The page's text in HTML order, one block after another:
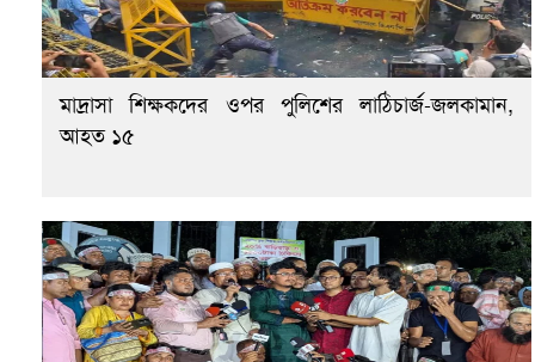
মাদ্রাসা শিক্ষকদের ওপর পুলিশের লাঠিচার্জ-জলকামান,
আহত ১৫